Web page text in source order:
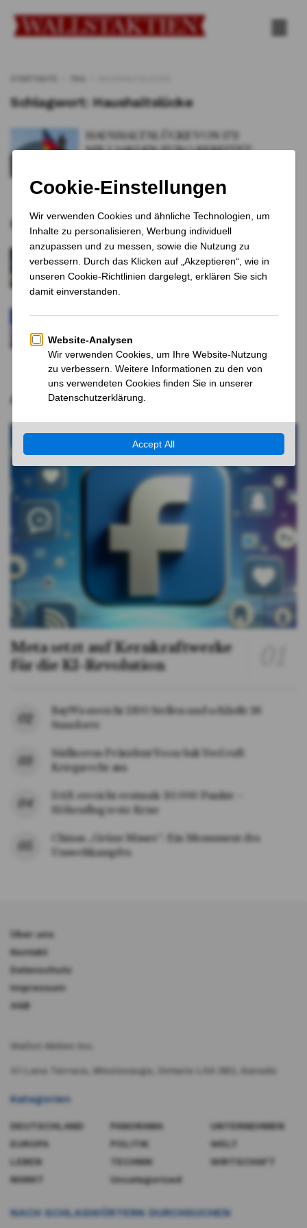
Schlagwort:Haushaltslücke
HAUSHALTSLÜCKE VON 172
MILLIARDEN EURO BEREITET
VON Katrin Schuster 28. JULI 2025
Empfohlene Artikel
Nvidia plant KI-Supercomputer für den
2 JAHREN VOR
Trump und Putin treffen sich in Alaska zu
12 MONATEN VOR
Aktuelle Nachrichten
Meta setzt auf Kernkraftwerke
für die KI-Revolution
BayWa streicht 1300 Stellen und schließt 26
Standorte
Südkoreas Präsident Yoon Suk Yeol ruft
Kriegsrecht aus
DAX erreicht erstmals 20.000 Punkte –
Höhenflug trotz Krise
Chinas „Grüne Mauer“: Ein Monument des
Umweltkampfes
Über uns
Kontakt
Datenschutz
Impressum
AGB
Wallst Aktien Inc.
41 Lana Terrace, Mississauga, Ontario L5A 3B2, Kanada​
Kategorien
DEUTSCHLAND
EUROPA
LEBEN
MARKT
PANORAMA
POLITIK
TECHNIK
Uncategorized
UNTERNEHMEN
WELT
WIRTSCHAFT
NACH SCHLAGWÖRTERN DURCHSUCHEN